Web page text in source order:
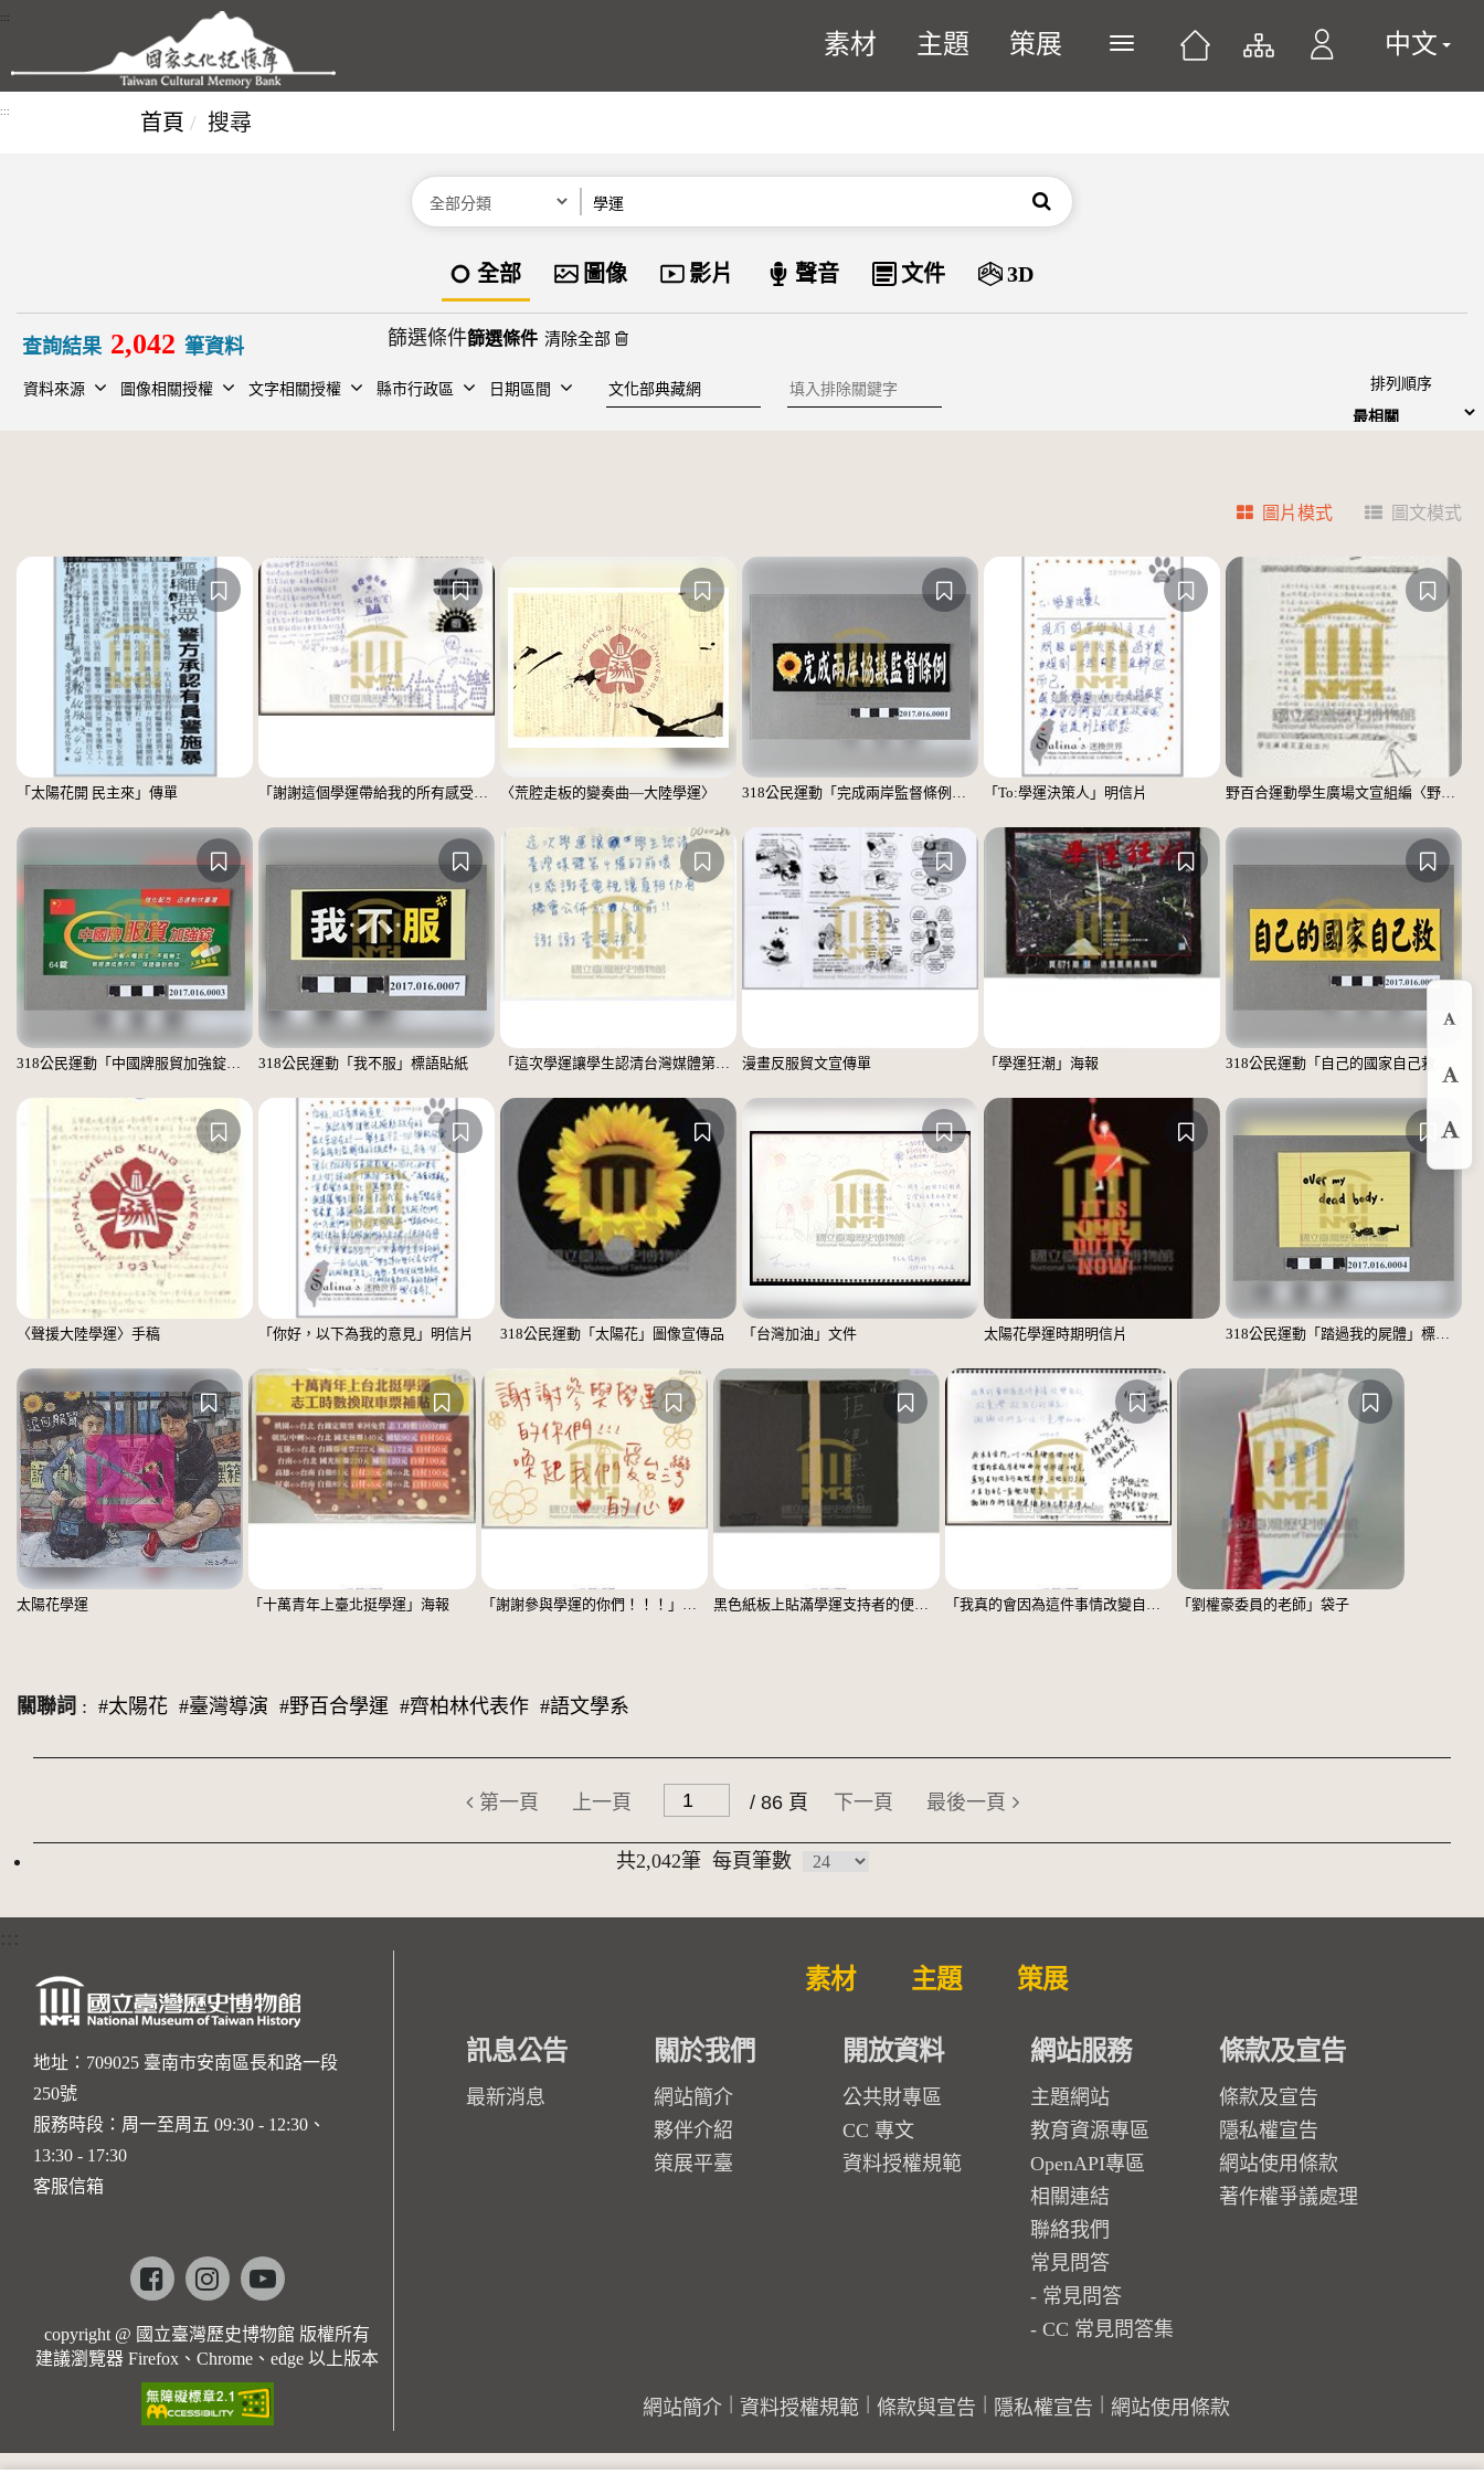
跳到主要內容區塊
:::
素材 主題 策展 展開或關閉主選單 中文
::: 首頁 搜尋
分類 搜尋
資料類型
全部 圖像 影片 聲音 文件 3D
查詢結果 2,042 筆資料 篩選條件 清除全部
資料來源 圖像相關授權 文字相關授權 縣市行政區 日期區間 建檔單位 排除關鍵字 排列順序
圖片模式 圖文模式
「太陽花開 民主來」傳單 「謝謝這個學運帶給我的所有感受」文件 = 〈荒腔走板的變奏曲—大陸學運〉 318公民運動「完成兩岸監督條例」標語貼紙 「To:學運決策人」明信片 野百合運動學生廣場文宣組編〈野百合的春天〉宣傳單
318公民運動「中國牌服貿加強錠」標語貼紙 318公民運動「我不服」標語貼紙 「這次學運讓學生認清台灣媒體第4權的崩壞」便利貼 漫畫反服貿文宣傳單 「學運狂潮」海報 318公民運動「自己的國家自己救」標語貼紙
〈聲援大陸學運〉手稿 「你好，以下為我的意見」明信片 318公民運動「太陽花」圖像宣傳品 「台灣加油」文件 太陽花學運時期明信片 318公民運動「踏過我的屍體」標語貼紙
太陽花學運 「十萬青年上臺北挺學運」海報 「謝謝參與學運的你們！！！」立牌 黑色紙板上貼滿學運支持者的便利貼 「我真的會因為這件事情改變自己」文件 「劉權豪委員的老師」袋子
關聯詞 : #太陽花 #臺灣導演 #野百合學運 #齊柏林代表作 #語文學系
第一頁 上一頁 / 86 頁 下一頁 最後一頁
共2,042筆 每頁筆數
放
:::
地址：709025 臺南市安南區長和路一段
250號
服務時段：周一至周五 09:30 - 12:30、
13:30 - 17:30
客服信箱
Facebookinstagramyoutube
copyright @ 國立臺灣歷史博物館 版權所有
建議瀏覽器 Firefox、Chrome、edge 以上版本
素材 主題 策展
訊息公告
最新消息
關於我們
網站簡介
夥伴介紹
策展平臺
開放資料
公共財專區
CC 專文
資料授權規範
網站服務
主題網站
教育資源專區
OpenAPI專區
相關連結
聯絡我們
常見問答
常見問答
CC 常見問答集
條款及宣告
條款及宣告
隱私權宣告
網站使用條款
著作權爭議處理
網站簡介 資料授權規範 條款與宣告 隱私權宣告 網站使用條款